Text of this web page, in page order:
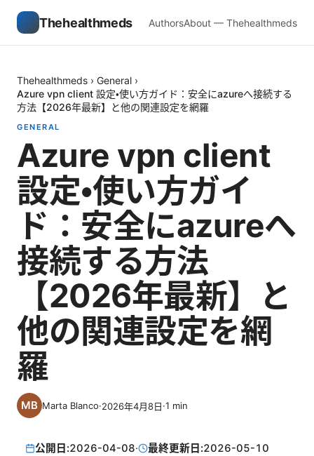
Thehealthmeds AuthorsAbout — Thehealthmeds
Thehealthmeds › General ›
Azure vpn client 設定・使い方ガイド：安全にazureへ接続する
方法【2026年最新】と他の関連設定を網羅
GENERAL
Azure vpn client
設定・使い方ガイ
ド：安全にazureへ
接続する方法
【2026年最新】と
他の関連設定を網
羅
Marta Blanco·2026年4月8日·1 min
公開日:2026-04-08· 最終更新日:2026-05-10